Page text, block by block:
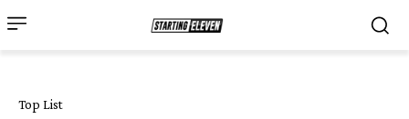
Top List